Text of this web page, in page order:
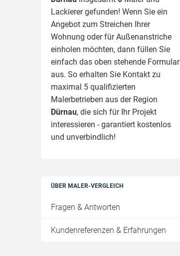
Lackierer gefunden! Wenn Sie ein
Angebot zum Streichen Ihrer
Wohnung oder für Außenanstriche
einholen möchten, dann füllen Sie
einfach das oben stehende Formular
aus. So erhalten Sie Kontakt zu
maximal 5 qualifizierten
Malerbetrieben aus der Region
Dürnau, die sich für Ihr Projekt
interessieren - garantiert kostenlos
und unverbindlich!
ÜBER MALER-VERGLEICH
Fragen & Antworten
Kundenreferenzen & Erfahrungen